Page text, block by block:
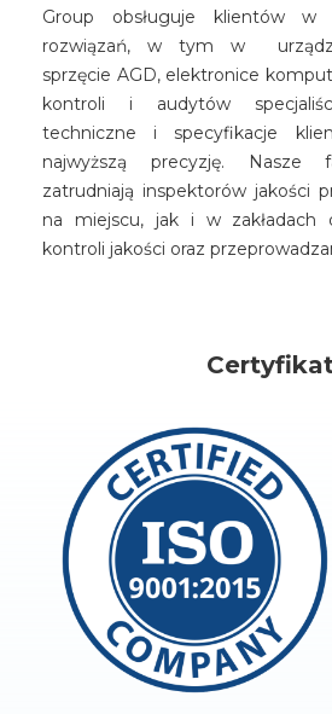
Group obsługuje klientów w
rozwiązań, w tym w
sprzęcie AGD, elektronice
kontroli i audytów
techniczne i specyfikacje
najwyższą precyzję. Nasze
zatrudniają inspektorów jakości
na miejscu, jak i w zakładach
kontroli jakości oraz